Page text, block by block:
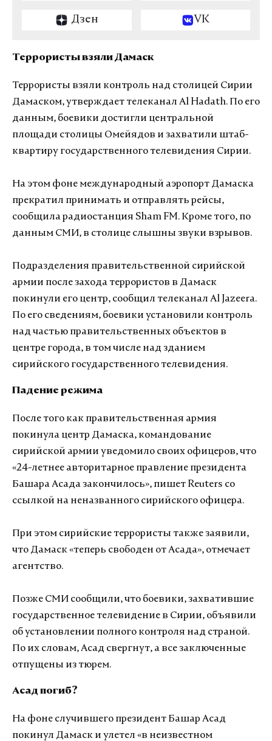
Дзен VK
Террористы взяли Дамаск
Террористы взяли контроль над столицей Сирии
Дамаском, утверждает телеканал Al Hadath. По его
данным, боевики достигли центральной
площади столицы Омейядов и захватили штаб-
квартиру государственного телевидения Сирии.
На этом фоне международный аэропорт Дамаска
прекратил принимать и отправлять рейсы,
сообщила радиостанция Sham FM. Кроме того, по
данным СМИ, в столице слышны звуки взрывов.
Подразделения правительственной сирийской
армии после захода террористов в Дамаск
покинули его центр, сообщил телеканал Al Jazeera.
По его сведениям, боевики установили контроль
над частью правительственных объектов в
центре города, в том числе над зданием
сирийского государственного телевидения.
Падение режима
После того как правительственная армия
покинула центр Дамаска, командование
сирийской армии уведомило своих офицеров, что
«24-летнее авторитарное правление президента
Башара Асада закончилось», пишет Reuters со
ссылкой на неназванного сирийского офицера.
При этом сирийские террористы также заявили,
что Дамаск «теперь свободен от Асада», отмечает
агентство.
Позже СМИ сообщили, что боевики, захватившие
государственное телевидение в Сирии, объявили
об установлении полного контроля над страной.
По их словам, Асад свергнут, а все заключенные
отпущены из тюрем.
Асад погиб?
На фоне случившего президент Башар Асад
покинул Дамаск и улетел «в неизвестном